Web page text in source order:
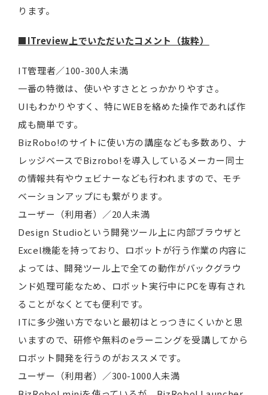
ります。
■ITreview上でいただいたコメント（抜粋）
IT管理者／100-300人未満
一番の特徴は、使いやすさととっかかりやすさ。
UIもわかりやすく、特にWEBを絡めた操作であれば作
成も簡単です。
BizRobo!のサイトに使い方の講座なども多数あり、ナ
レッジベースでBizrobo!を導入しているメーカー同士
の情報共有やウェビナーなども行われますので、モチ
ベーションアップにも繋がります。
ユーザー（利用者）／20人未満
Design Studioという開発ツール上に内部ブラウザと
Excel機能を持っており、ロボットが行う作業の内容に
よっては、開発ツール上で全ての動作がバックグラウ
ンド処理可能なため、ロボット実行中にPCを専有され
ることがなくとても便利です。
ITに多少強い方でないと最初はとっつきにくいかと思
いますので、研修や無料のeラーニングを受講してから
ロボット開発を行うのがおススメです。
ユーザー（利用者）／300-1000人未満